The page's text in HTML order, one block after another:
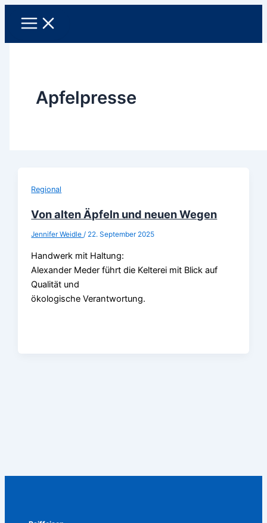
Zum
Inhalt
Apfelpresse
Regional
Von alten Äpfeln und neuen Wegen
Jennifer Weidle/ 22. September 2025
Handwerk mit Haltung:
Alexander Meder führt die Kelterei mit Blick auf
Qualität und
ökologische Verantwortung.